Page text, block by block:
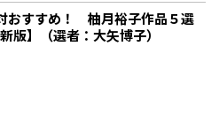
おすすめ！ 柚月裕子作品５選
版】（選者：大矢博子）